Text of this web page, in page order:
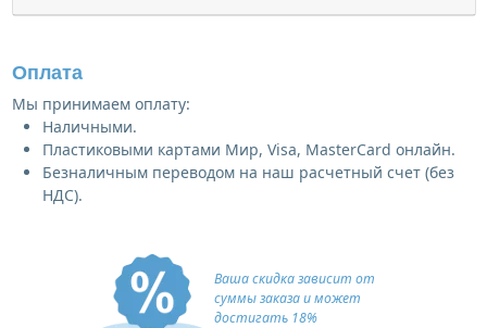
Оплата
Мы принимаем оплату:
Наличными.
Пластиковыми картами Мир, Visa, MasterCard онлайн.
Безналичным переводом на наш расчетный счет (без
НДС).
Ваша скидка зависит от
суммы заказа и может
достигать 18%